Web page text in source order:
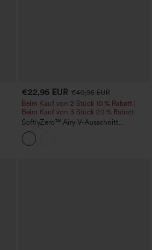
€22,95 EUR €40,95 EUR
Beim Kauf von 2 Stück 10 % Rabatt |
Beim Kauf von 3 Stück 20 % Rabatt
SoftlyZero™ Airy V-Ausschnitt
Racerback mit überkreuztem Saum, mit
integriertem BH, kurz geschnittenes
Cool-Touch Yoga-Top – UPF50+